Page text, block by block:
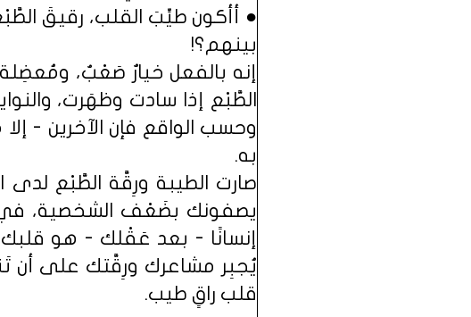
● أأكون طيِّبَ القلب، رقيقَ
بينهم؟!
إنه بالفعل خيارٌ صَعْبٌ، ومُعضِلة
الطَّبْع إذا سادت وظهَرت،
وحسب الواقع فإن الآخرين -
به.
صارت الطيبة ورِقَّة الطَّبْع لدى
يصفونك بضَعْف الشخصية،
إنسانًا - بعد عَقْلك - هو
يُجبِر مشاعرك ورِقَّتك على أن
قلب راقٍ طيب.